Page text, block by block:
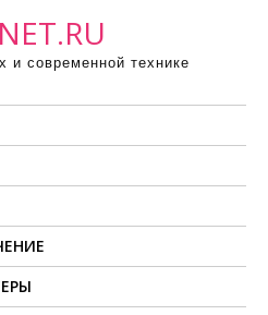
и современной технике